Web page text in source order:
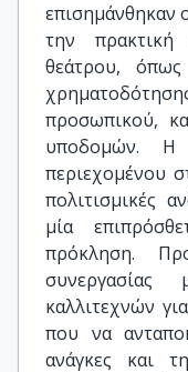
επισημάνθηκαν
την
θεάτρου,
προσωπικού,
υποδομών. Η
περιεχομένου
πολιτισμικές
μία
πρόκληση.
συνεργασίας
καλλιτεχνών
που να
ανάγκες και